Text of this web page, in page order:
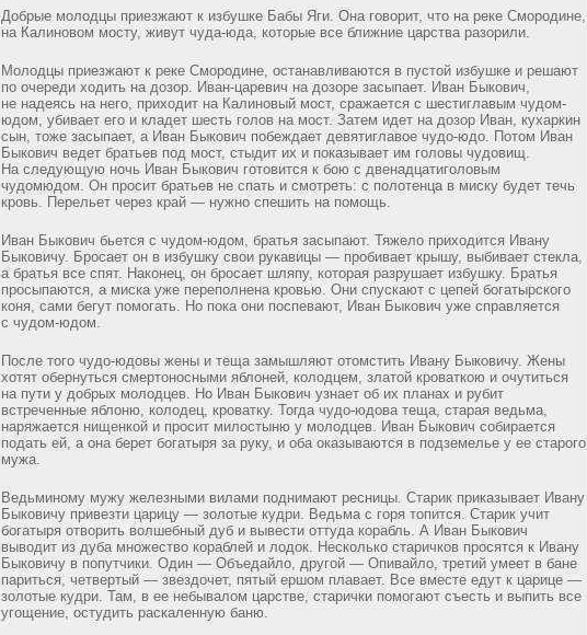
Добрые молодцы приезжают к избушке Бабы Яги. Она говорит, что на реке Смородине,
на Калиновом мосту, живут чуда-юда, которые все ближние царства разорили.
Молодцы приезжают к реке Смородине, останавливаются в пустой избушке и решают
по очереди ходить на дозор. Иван-царевич на дозоре засыпает. Иван Быкович,
не надеясь на него, приходит на Калиновый мост, сражается с шестиглавым чудом-
юдом, убивает его и кладет шесть голов на мост. Затем идет на дозор Иван, кухаркин
сын, тоже засыпает, а Иван Быкович побеждает девятиглавое чудо-юдо. Потом Иван
Быкович ведет братьев под мост, стыдит их и показывает им головы чудовищ.
На следующую ночь Иван Быкович готовится к бою с двенадцатиголовым
чудомюдом. Он просит братьев не спать и смотреть: с полотенца в миску будет течь
кровь. Перельет через край — нужно спешить на помощь.
Иван Быкович бьется с чудом-юдом, братья засыпают. Тяжело приходится Ивану
Быковичу. Бросает он в избушку свои рукавицы — пробивает крышу, выбивает стекла,
а братья все спят. Наконец, он бросает шляпу, которая разрушает избушку. Братья
просыпаются, а миска уже переполнена кровью. Они спускают с цепей богатырского
коня, сами бегут помогать. Но пока они поспевают, Иван Быкович уже справляется
с чудом-юдом.
После того чудо-юдовы жены и теща замышляют отомстить Ивану Быковичу. Жены
хотят обернуться смертоносными яблоней, колодцем, златой кроваткою и очутиться
на пути у добрых молодцев. Но Иван Быкович узнает об их планах и рубит
встреченные яблоню, колодец, кроватку. Тогда чудо-юдова теща, старая ведьма,
наряжается нищенкой и просит милостыню у молодцев. Иван Быкович собирается
подать ей, а она берет богатыря за руку, и оба оказываются в подземелье у ее старого
мужа.
Ведьминому мужу железными вилами поднимают ресницы. Старик приказывает Ивану
Быковичу привезти царицу — золотые кудри. Ведьма с горя топится. Старик учит
богатыря отворить волшебный дуб и вывести оттуда корабль. А Иван Быкович
выводит из дуба множество кораблей и лодок. Несколько старичков просятся к Ивану
Быковичу в попутчики. Один — Объедайло, другой — Опивайло, третий умеет в бане
париться, четвертый — звездочет, пятый ершом плавает. Все вместе едут к царице —
золотые кудри. Там, в ее небывалом царстве, старички помогают съесть и выпить все
угощение, остудить раскаленную баню.